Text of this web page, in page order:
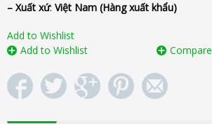
– Xuất xứ: Việt Nam (Hàng xuất khẩu)
Add to Wishlist
Add to Wishlist
Compare